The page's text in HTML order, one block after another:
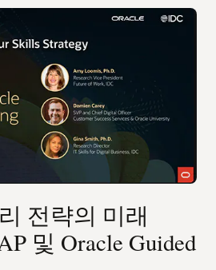
전략의 미래
및 Oracle Guided